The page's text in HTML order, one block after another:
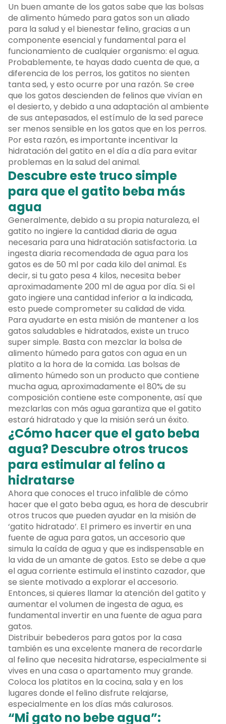
Un buen amante de los gatos sabe que las bolsas
de alimento húmedo para gatos son un aliado
para la salud y el bienestar felino, gracias a un
componente esencial y fundamental para el
funcionamiento de cualquier organismo: el agua.
Probablemente, te hayas dado cuenta de que, a
diferencia de los perros, los gatitos no sienten
tanta sed, y esto ocurre por una razón. Se cree
que los gatos descienden de felinos que vivían en
el desierto, y debido a una adaptación al ambiente
de sus antepasados, el estímulo de la sed parece
ser menos sensible en los gatos que en los perros.
Por esta razón, es importante incentivar la
hidratación del gatito en el día a día para evitar
problemas en la salud del animal.
Descubre este truco simple
para que el gatito beba más
agua
Generalmente, debido a su propia naturaleza, el
gatito no ingiere la cantidad diaria de agua
necesaria para una hidratación satisfactoria. La
ingesta diaria recomendada de agua para los
gatos es de 50 ml por cada kilo del animal. Es
decir, si tu gato pesa 4 kilos, necesita beber
aproximadamente 200 ml de agua por día. Si el
gato ingiere una cantidad inferior a la indicada,
esto puede comprometer su calidad de vida.
Para ayudarte en esta misión de mantener a los
gatos saludables e hidratados, existe un truco
super simple. Basta con mezclar la bolsa de
alimento húmedo para gatos con agua en un
platito a la hora de la comida. Las bolsas de
alimento húmedo son un producto que contiene
mucha agua, aproximadamente el 80% de su
composición contiene este componente, así que
mezclarlas con más agua garantiza que el gatito
estará hidratado y que la misión será un éxito.
¿Cómo hacer que el gato beba
agua? Descubre otros trucos
para estimular al felino a
hidratarse
Ahora que conoces el truco infalible de cómo
hacer que el gato beba agua, es hora de descubrir
otros trucos que pueden ayudar en la misión de
‘gatito hidratado’. El primero es invertir en una
fuente de agua para gatos, un accesorio que
simula la caída de agua y que es indispensable en
la vida de un amante de gatos. Esto se debe a que
el agua corriente estimula el instinto cazador, que
se siente motivado a explorar el accesorio.
Entonces, si quieres llamar la atención del gatito y
aumentar el volumen de ingesta de agua, es
fundamental invertir en una fuente de agua para
gatos.
Distribuir bebederos para gatos por la casa
también es una excelente manera de recordarle
al felino que necesita hidratarse, especialmente si
vives en una casa o apartamento muy grande.
Coloca los platitos en la cocina, sala y en los
lugares donde el felino disfrute relajarse,
especialmente en los días más calurosos.
“Mi gato no bebe agua”: